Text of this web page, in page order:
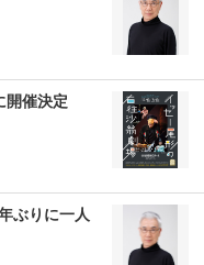
開催決定
ぶりに一人